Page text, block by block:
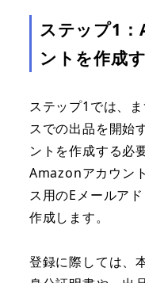
ステップ1
ントを作成
ステップ1では、
スでの出品を開始
ントを作成する必
Amazonアカウン
ス用のEメールア
作成します。
登録に際しては、